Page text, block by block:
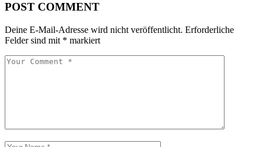
POST COMMENT
Deine E-Mail-Adresse wird nicht veröffentlicht. Erforderliche
Felder sind mit * markiert